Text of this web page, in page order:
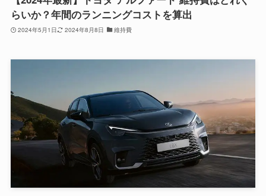
らいか？年間のランニングコストを算出
2024年5月1日 2024年8月8日 維持費